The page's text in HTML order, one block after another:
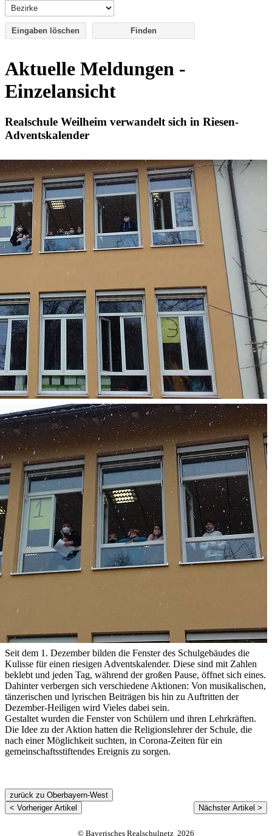
Eingaben löschen
Aktuelle Meldungen -
Einzelansicht
Realschule Weilheim verwandelt sich in Riesen-
Adventskalender
Seit dem 1. Dezember bilden die Fenster des Schulgebäudes die
Kulisse für einen riesigen Adventskalender. Diese sind mit Zahlen
beklebt und jeden Tag, während der großen Pause, öffnet sich eines.
Dahinter verbergen sich verschiedene Aktionen: Von musikalischen,
tänzerischen und lyrischen Beiträgen bis hin zu Auftritten der
Dezember-Heiligen wird Vieles dabei sein.
Gestaltet wurden die Fenster von Schülern und ihren Lehrkräften.
Die Idee zu der Aktion hatten die Religionslehrer der Schule, die
nach einer Möglichkeit suchten, in Corona-Zeiten für ein
gemeinschaftsstiftendes Ereignis zu sorgen.
zurück zu Oberbayern-West
< Vorheriger Artikel
Nächster Artikel >
© Bayerisches Realschulnetz 2026